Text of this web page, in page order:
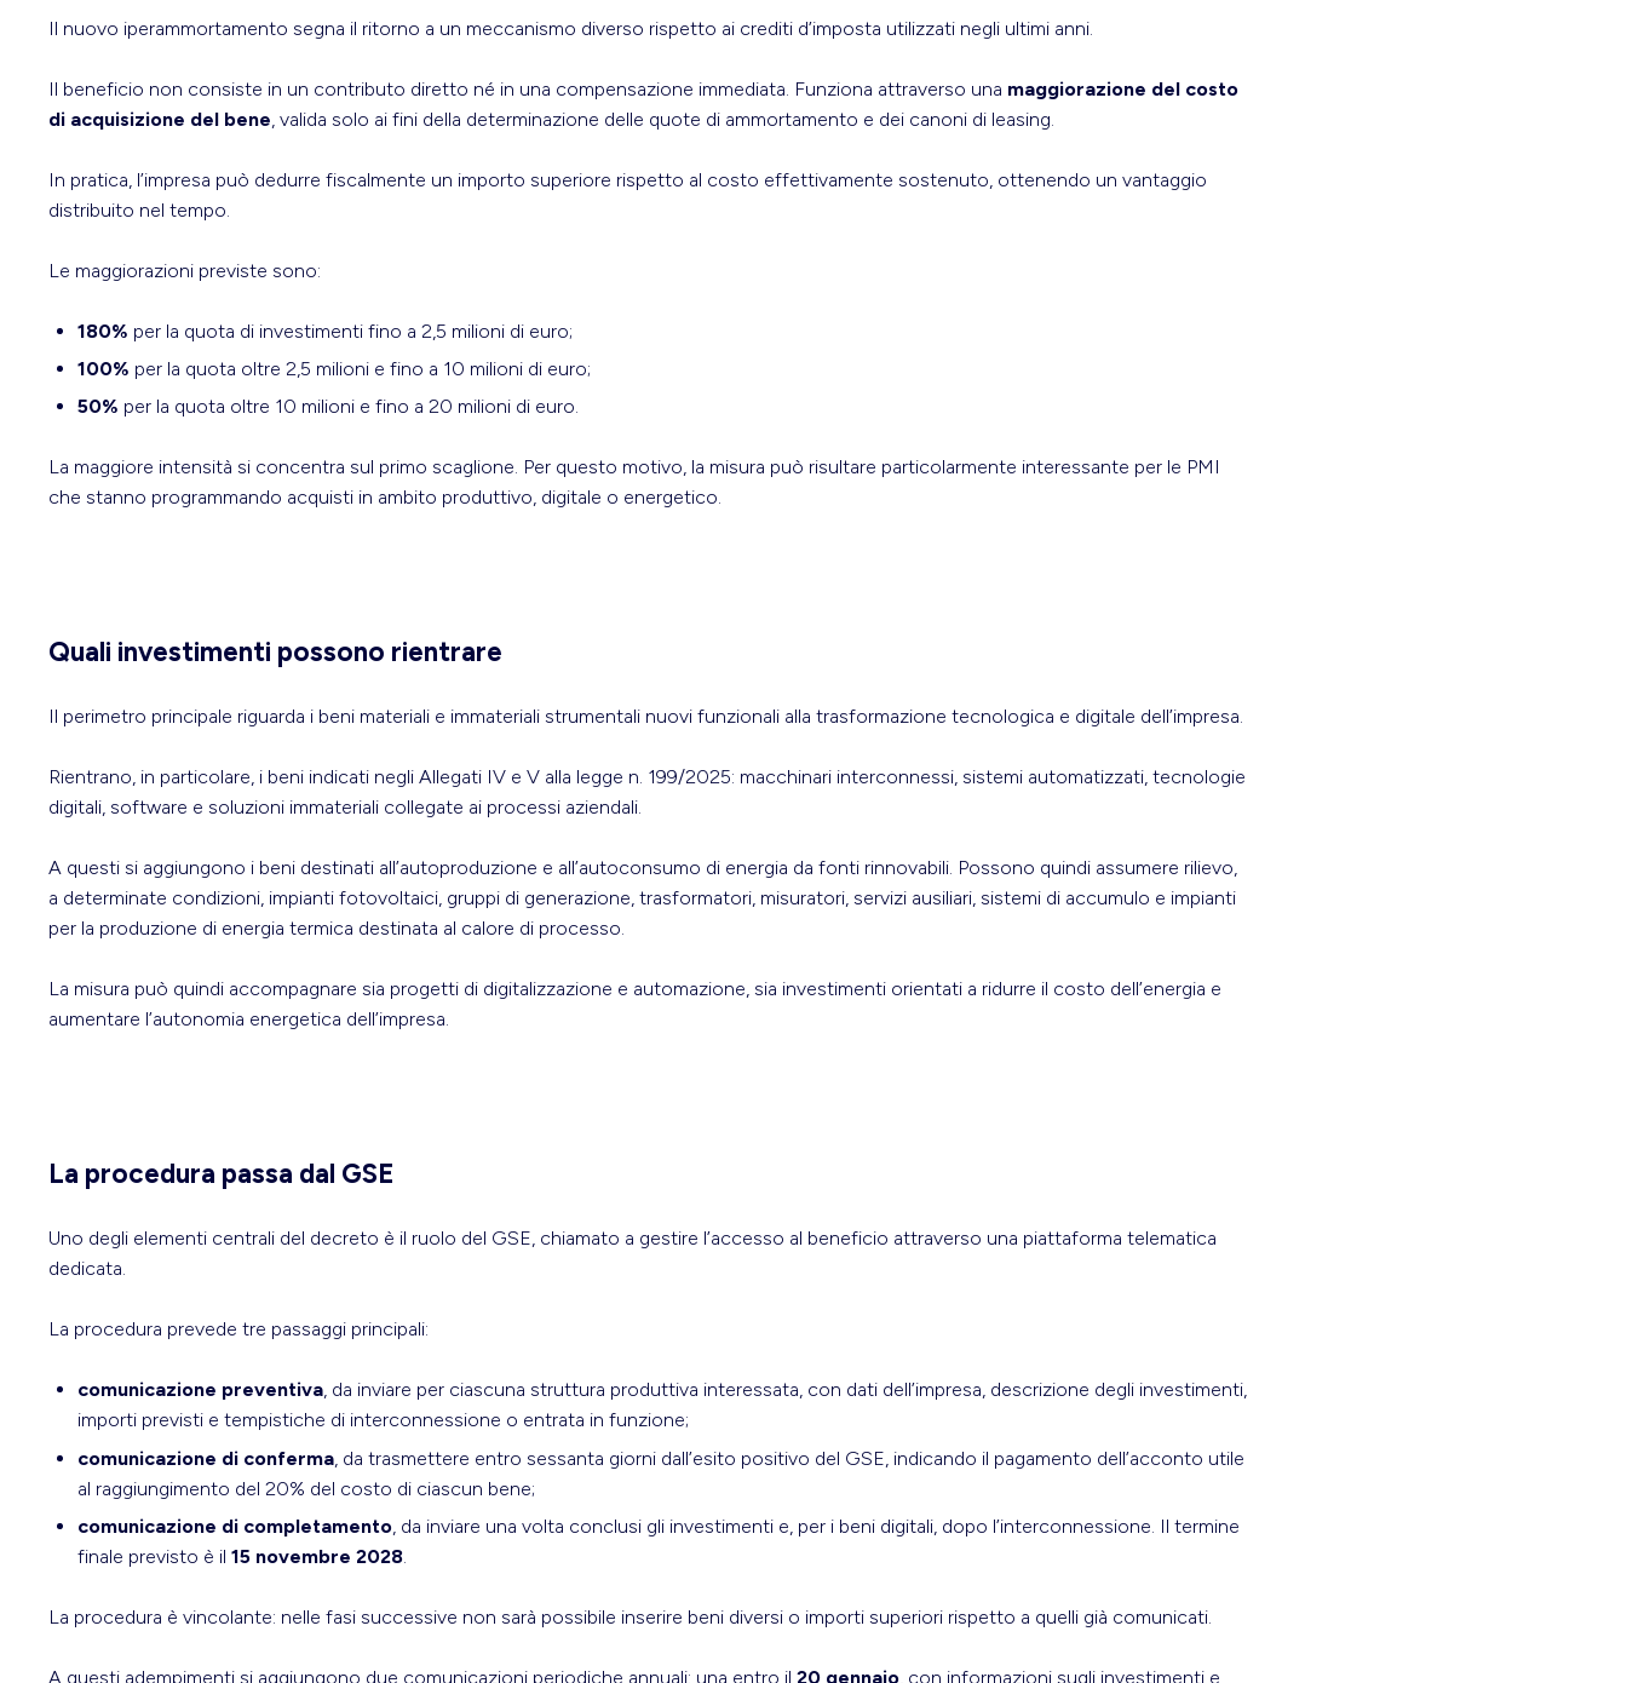
Il nuovo iperammortamento segna il ritorno a un meccanismo diverso rispetto ai crediti d’imposta utilizzati negli ultimi anni.
Il beneficio non consiste in un contributo diretto né in una compensazione immediata. Funziona attraverso una maggiorazione del costo
di acquisizione del bene , valida solo ai fini della determinazione delle quote di ammortamento e dei canoni di leasing.
In pratica, l’impresa può dedurre fiscalmente un importo superiore rispetto al costo effettivamente sostenuto, ottenendo un vantaggio
distribuito nel tempo.
Le maggiorazioni previste sono:
180% per la quota di investimenti fino a 2,5 milioni di euro;
100% per la quota oltre 2,5 milioni e fino a 10 milioni di euro;
50% per la quota oltre 10 milioni e fino a 20 milioni di euro.
La maggiore intensità si concentra sul primo scaglione. Per questo motivo, la misura può risultare particolarmente interessante per le PMI
che stanno programmando acquisti in ambito produttivo, digitale o energetico.
Quali investimenti possono rientrare
Il perimetro principale riguarda i beni materiali e immateriali strumentali nuovi funzionali alla trasformazione tecnologica e digitale dell’impresa.
Rientrano, in particolare, i beni indicati negli Allegati IV e V alla legge n. 199/2025: macchinari interconnessi, sistemi automatizzati, tecnologie
digitali, software e soluzioni immateriali collegate ai processi aziendali.
A questi si aggiungono i beni destinati all’autoproduzione e all’autoconsumo di energia da fonti rinnovabili. Possono quindi assumere rilievo,
a determinate condizioni, impianti fotovoltaici, gruppi di generazione, trasformatori, misuratori, servizi ausiliari, sistemi di accumulo e impianti
per la produzione di energia termica destinata al calore di processo.
La misura può quindi accompagnare sia progetti di digitalizzazione e automazione, sia investimenti orientati a ridurre il costo dell’energia e
aumentare l’autonomia energetica dell’impresa.
La procedura passa dal GSE
Uno degli elementi centrali del decreto è il ruolo del GSE, chiamato a gestire l’accesso al beneficio attraverso una piattaforma telematica
dedicata.
La procedura prevede tre passaggi principali:
comunicazione preventiva, da inviare per ciascuna struttura produttiva interessata, con dati dell’impresa, descrizione degli investimenti,
importi previsti e tempistiche di interconnessione o entrata in funzione;
comunicazione di conferma , da trasmettere entro sessanta giorni dall’esito positivo del GSE, indicando il pagamento dell’acconto utile
al raggiungimento del 20% del costo di ciascun bene;
comunicazione di completamento, da inviare una volta conclusi gli investimenti e, per i beni digitali, dopo l’interconnessione. Il termine
finale previsto è il 15 novembre 2028.
La procedura è vincolante: nelle fasi successive non sarà possibile inserire beni diversi o importi superiori rispetto a quelli già comunicati.
A questi adempimenti si aggiungono due comunicazioni periodiche annuali: una entro il 20 gennaio, con informazioni sugli investimenti e